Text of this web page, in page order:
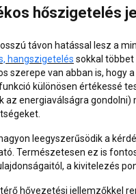
hőszigetelés
távon hatással lesz a
hangszigetelés sokkal többet
szerepe van abban is, hogy
különösen értékessé
az energiaválságra
leegyszerűsödik a
Természetesen ez is
a kivitelezés
hővezetési jellemzőkkel